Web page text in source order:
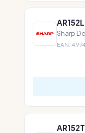
Sharp
EAN:
AR152T